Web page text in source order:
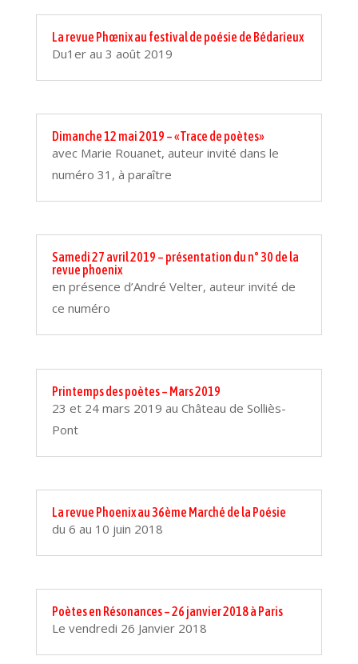
La revue Phœnix au festival de poésie de Bédarieux
Du1er au 3 août 2019
Dimanche 12 mai 2019 – «Trace de poètes»
avec Marie Rouanet, auteur invité dans le
numéro 31, à paraître
Samedi 27 avril 2019 – présentation du n° 30 de la
revue phoenix
en présence d’André Velter, auteur invité de
ce numéro
Printemps des poètes – Mars 2019
23 et 24 mars 2019 au Château de Solliès-
Pont
La revue Phoenix au 36ème Marché de la Poésie
du 6 au 10 juin 2018
Poètes en Résonances – 26 janvier 2018 à Paris
Le vendredi 26 Janvier 2018